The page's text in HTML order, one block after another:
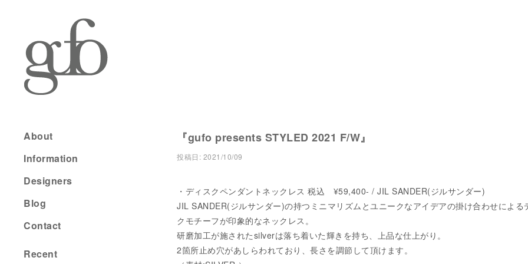
『gufo presents STYLED 2021 F/W』
投稿日: 2021/10/09
・ディスクペンダントネックレス 税込 ¥59,400- / JIL SANDER(ジルサンダー)
JIL SANDER(ジルサンダー)の持つミニマリズムとユニークなアイデアの掛け合わせによる
クモチーフが印象的なネックレス。
研磨加工が施されたsilverは落ち着いた輝きを持ち、上品な仕上がり。
2箇所止め穴があしらわれており、長さを調節して頂けます。
About
Information
Designers
Blog
Contact
Recent